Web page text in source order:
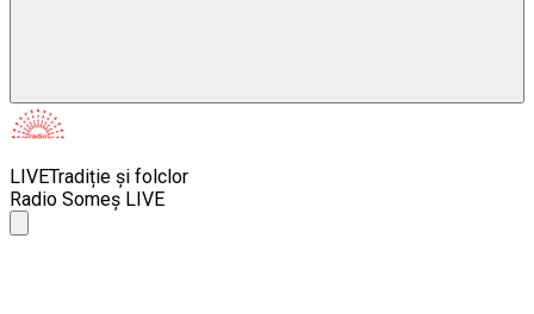
LIVETradiție și folclor
Radio Someș LIVE